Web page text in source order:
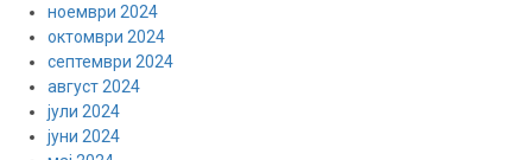
ноември 2024
октомври 2024
септември 2024
август 2024
јули 2024
јуни 2024